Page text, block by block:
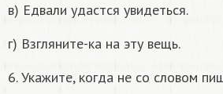
в) Едвали удастся увидеться.
г) Взгляните-ка на эту вещь.
6. Укажите, когда не со словом